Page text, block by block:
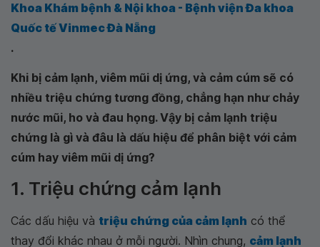
Khoa Khám bệnh & Nội khoa - Bệnh viện Đa khoa
Quốc tế Vinmec Đà Nẵng
.
Khi bị cảm lạnh, viêm mũi dị ứng, và cảm cúm sẽ có
nhiều triệu chứng tương đồng, chẳng hạn như chảy
nước mũi, ho và đau họng. Vậy bị cảm lạnh triệu
chứng là gì và đâu là dấu hiệu để phân biệt với cảm
cúm hay viêm mũi dị ứng?
1. Triệu chứng cảm lạnh
Các dấu hiệu và triệu chứng của cảm lạnh có thể
thay đổi khác nhau ở mỗi người. Nhìn chung, cảm lạnh